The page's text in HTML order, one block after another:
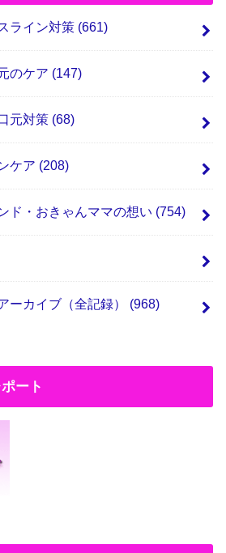
ライン対策 (661)
のケア (147)
元対策 (68)
ケア (208)
ド・おきゃんママの想い (754)
ーカイブ（全記録） (968)
ート